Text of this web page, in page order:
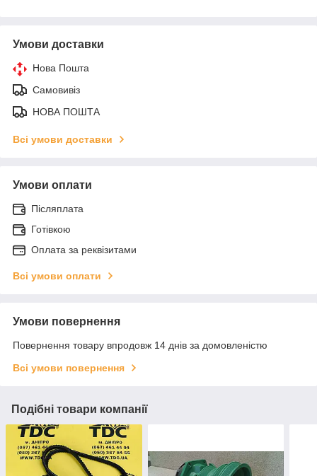
Умови доставки
Нова Пошта
Самовивіз
НОВА ПОШТА
Всі умови доставки
Умови оплати
Післяплата
Готівкою
Оплата за реквізитами
Всі умови оплати
Умови повернення
Повернення товару впродовж 14 днів за домовленістю
Всі умови повернення
Подібні товари компанії